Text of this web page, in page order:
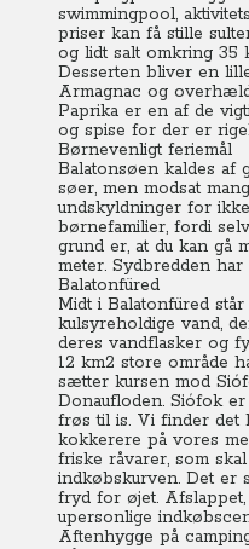
swimmingpool,
priser kan få stille
og lidt salt omkring 35
Desserten bliver en
Armagnac og
Paprika er en af de
og spise for der er
Børnevenligt feriemål
Balatonsøen kaldes af
søer, men modsat
undskyldninger for
børnefamilier, fordi
grund er, at du kan gå
meter. Sydbredden
Balatonfüred
Midt i Balatonfüred
kulsyreholdige vand,
deres vandflasker og
12 km2 store område
sætter kursen mod
Donaufloden. Siófok
frøs til is. Vi finder det
kokkerere på vores
friske råvarer, som
indkøbskurven. Det er
fryd for øjet.
upersonlige
Aftenhygge på